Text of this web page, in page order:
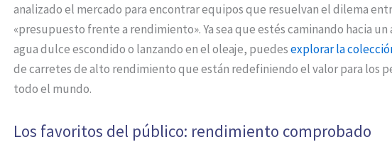
analizado el mercado para encontrar equipos que resuelvan el dilema
«presupuesto frente a rendimiento». Ya sea que estés caminando hacia un
agua dulce escondido o lanzando en el oleaje, puedesexplorar la
de carretes de alto rendimiento que están redefiniendo el valor para los
todo el mundo.
Los favoritos del público: rendimiento comprobado